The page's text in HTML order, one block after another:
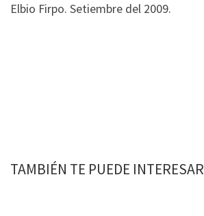
Elbio Firpo. Setiembre del 2009.
TAMBIÉN TE PUEDE INTERESAR